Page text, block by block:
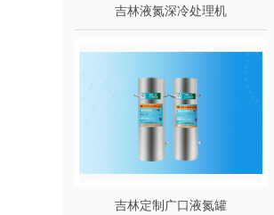
吉林液氮深冷处理机
吉林定制广口液氮罐